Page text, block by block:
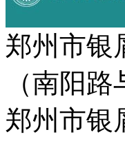
郑州市银
（南阳
郑州市银